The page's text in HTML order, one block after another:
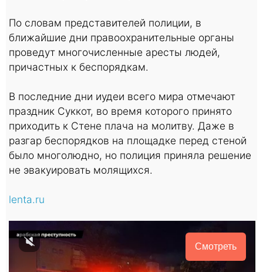
По словам представителей полиции, в
ближайшие дни правоохранительные органы
проведут многочисленные аресты людей,
причастных к беспорядкам.
В последние дни иудеи всего мира отмечают
праздник Суккот, во время которого принято
приходить к Стене плача на молитву. Даже в
разгар беспорядков на площадке перед стеной
было многолюдно, но полиция приняла решение
не эвакуировать молящихся.
lenta.ru
Смотреть